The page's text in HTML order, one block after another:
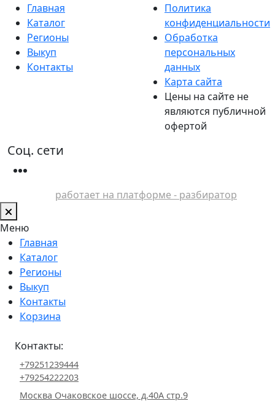
Главная
Каталог
Регионы
Выкуп
Контакты
Политика
конфиденциальности
Обработка
персональных
данных
Карта сайта
Цены на сайте не
являются публичной
офертой
Соц. сети
работает на платформе - разбиратор
Меню
Главная
Каталог
Регионы
Выкуп
Контакты
Корзина
Контакты:
+79251239444
+79254222203
Москва Очаковское шоссе, д.40А стр.9